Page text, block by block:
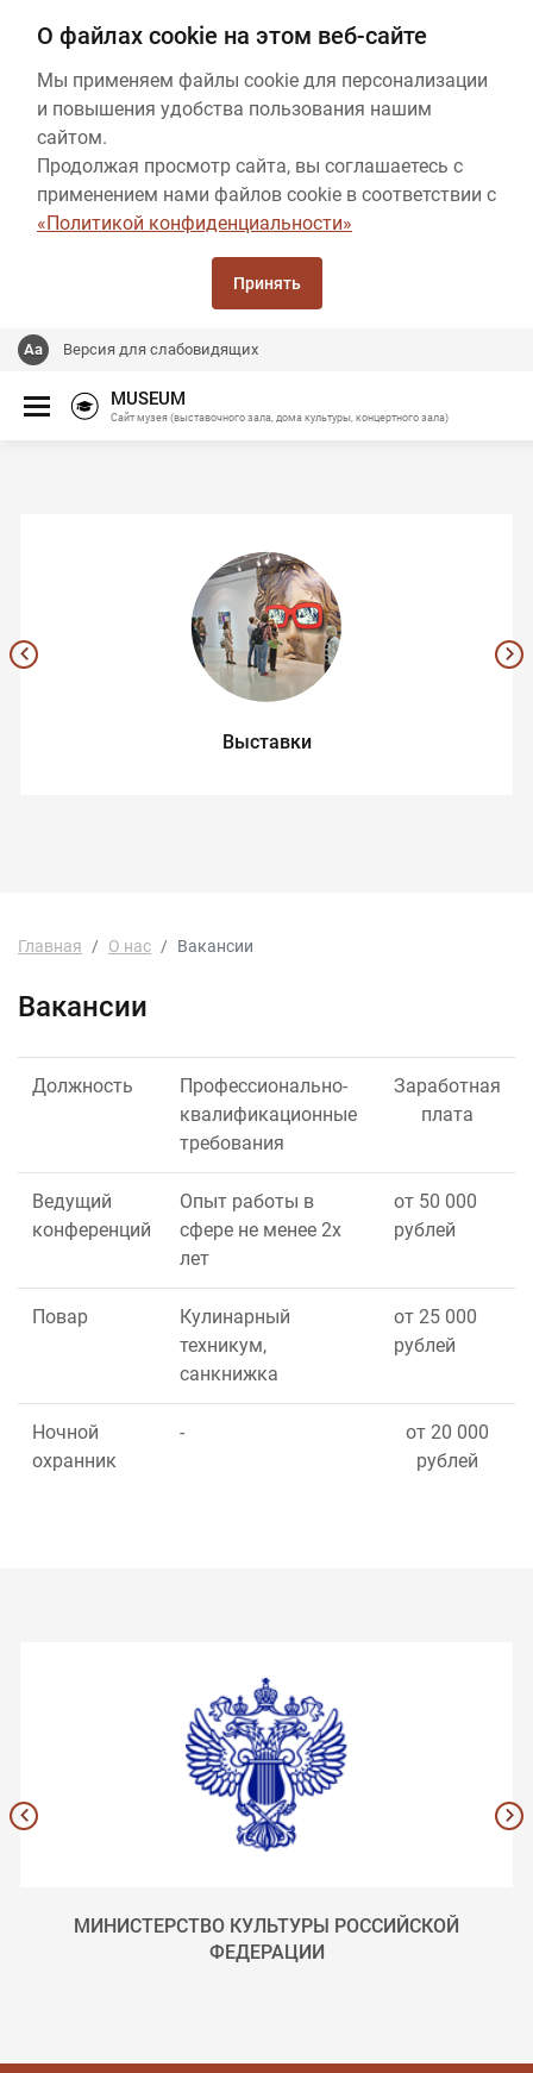
О файлах cookie на этом веб-сайте
Мы применяем файлы cookie для персонализации
и повышения удобства пользования нашим
сайтом.
Продолжая просмотр сайта, вы соглашаетесь с
применением нами файлов cookie в соответствии с
«Политикой конфиденциальности»
Принять
Версия для слабовидящих
MUSEUM
Сайт музея (выставочного зала, дома культуры, концертного зала)
Выставки
Главная О нас Вакансии
Вакансии
Должность
Профессионально-
квалификационные
требования
Заработная
плата
Ведущий
конференций
Опыт работы в
сфере не менее 2х
лет
от 50 000
рублей
Повар
Кулинарный
техникум,
санкнижка
от 25 000
рублей
Ночной
охранник
-
от 20 000
рублей
МИНИСТЕРСТВО КУЛЬТУРЫ РОССИЙСКОЙ
ФЕДЕРАЦИИ